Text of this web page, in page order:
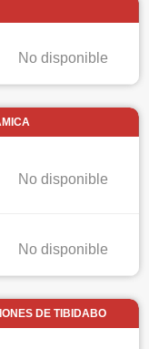
No disponible
No disponible
No disponible
DE TIBIDABO